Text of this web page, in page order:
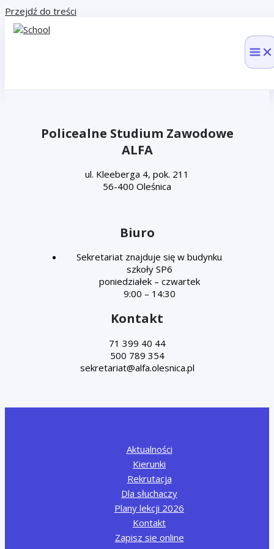
Przejdź do treści
Policealne Studium Zawodowe
ALFA
ul. Kleeberga 4, pok. 211
56-400 Oleśnica
Biuro
Sekretariat znajduje się w budynku
szkoły SP6
poniedziałek – czwartek
9:00 – 14:30
Kontakt
71 399 40 44
500 789 354
Aktualności
Kierunki
Rekrutacja
Dla słuchaczy
Plany lekcji 2026
Kontakt
Zapisz sie online